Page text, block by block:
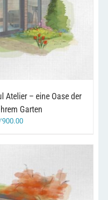
DETAILS
Atelier – eine Oase der
Garten